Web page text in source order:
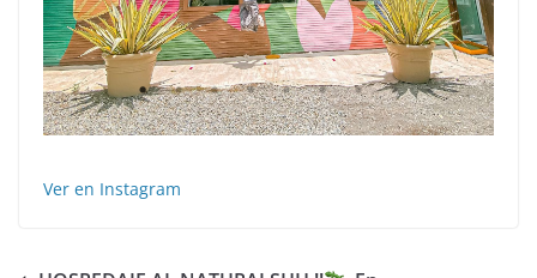
Ver en Instagram